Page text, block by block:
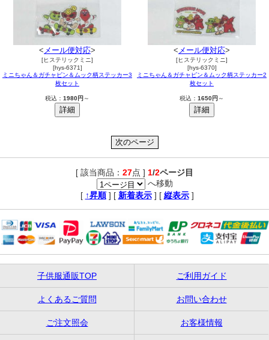
< メール便対応>
[ヒステリックミニ]
[hys-6371]
ミニちゃん＆ガチャピン＆ムック柄ステッカー3
枚セット
税込： 1980円 ～
< メール便対応>
[ヒステリックミニ]
[hys-6370]
ミニちゃん＆ガチャピン＆ムック柄ステッカー2
枚セット
税込： 1650円 ～
[ 該当商品： 27点 ] 1/2ページ目
へ移動
[ ↑昇順 ] [ 新着表示 ] [ 縦表示 ]
子供服通販TOP ご利用ガイド
よくあるご質問 お問い合わせ
ご注文照会 お客様情報